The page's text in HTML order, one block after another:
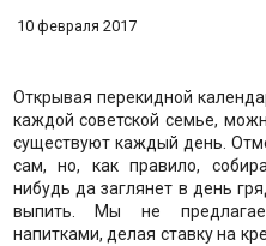
10 февраля 2017
Открывая перекидной
каждой советской семье,
существуют каждый день.
сам, но, как правило,
нибудь да заглянет в день
выпить. Мы не
напитками, делая ставку на